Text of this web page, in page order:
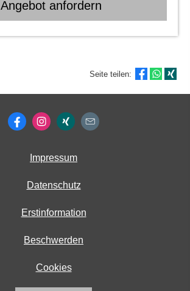
An­ge­bot an­for­dern
Seite teilen:
Impressum
Datenschutz
Erstinformation
Beschwerden
Cookies